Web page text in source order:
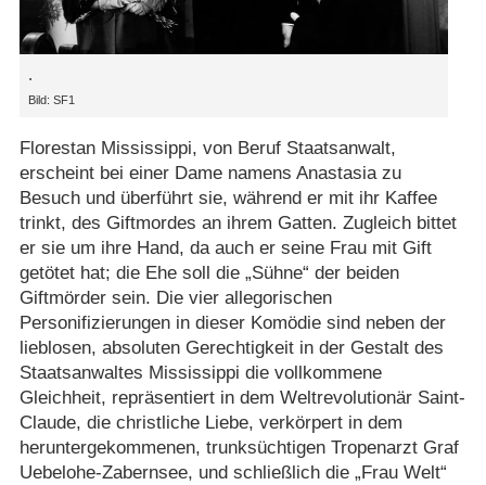
.
Bild: SF1
Florestan Mississippi, von Beruf Staatsanwalt,
erscheint bei einer Dame namens Anastasia zu
Besuch und überführt sie, während er mit ihr Kaffee
trinkt, des Giftmordes an ihrem Gatten. Zugleich bittet
er sie um ihre Hand, da auch er seine Frau mit Gift
getötet hat; die Ehe soll die „Sühne“ der beiden
Giftmörder sein. Die vier allegorischen
Personifizierungen in dieser Komödie sind neben der
lieblosen, absoluten Gerechtigkeit in der Gestalt des
Staatsanwaltes Mississippi die vollkommene
Gleichheit, repräsentiert in dem Weltrevolutionär Saint-
Claude, die christliche Liebe, verkörpert in dem
heruntergekommenen, trunksüchtigen Tropenarzt Graf
Uebelohe-Zabernsee, und schließlich die „Frau Welt“